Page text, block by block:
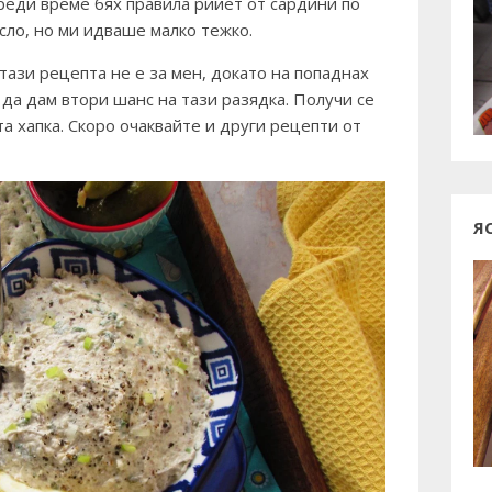
но ми идваше малко тежко.
рецепта не е за мен, докато на попаднах
дам втори шанс на тази разядка. Получи се
хапка. Скоро очаквайте и други рецепти от